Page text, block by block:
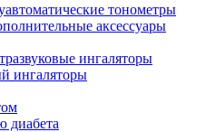
тонометры
аксессуары
ингаляторы
ингаляторы
диабета